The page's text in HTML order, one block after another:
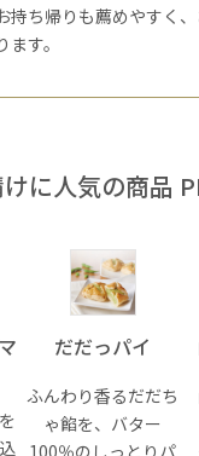
持ち帰りも薦めやすく
す。
に人気の商品
だだっパイ
ふんわり香るだだち
ゃ餡を、バター